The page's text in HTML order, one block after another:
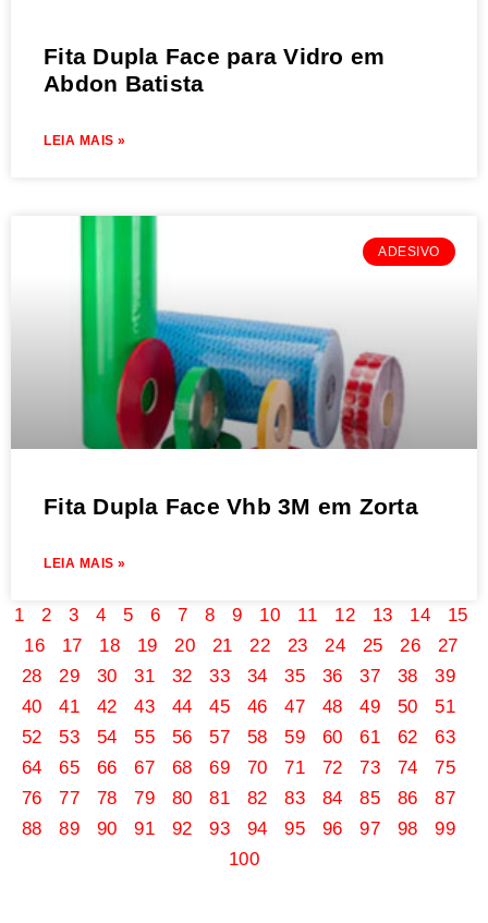
Fita Dupla Face para Vidro em
Abdon Batista
LEIA MAIS »
ADESIVO
Fita Dupla Face Vhb 3M em Zorta
LEIA MAIS »
1 2 3 4 5 6 7 8 9 10 11 12 13 14
15
16
17 18 19 20 21 22 23 24 25 26
27
28
29 30 31 32 33 34 35 36 37 38
39
40
41 42 43 44 45 46 47 48 49 50
51
52
53 54 55 56 57 58 59 60 61 62
63
64
65 66 67 68 69 70 71 72 73 74
75
76
77 78 79 80 81 82 83 84 85 86
87
88
89 90 91 92 93 94 95 96 97 98
99
100